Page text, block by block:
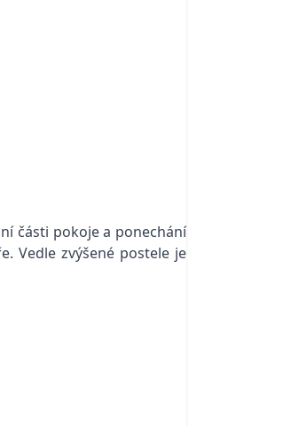
části pokoje a ponechání
Vedle zvýšené postele je